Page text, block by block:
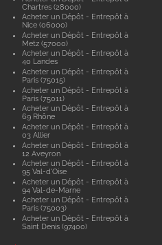
Chartres (28000)
Acheter un Dépôt - Entrepôt à
Nice (06000)
Acheter un Dépôt - Entrepôt à
Metz (57000)
Acheter un Dépôt - Entrepôt à
40 Landes
Acheter un Dépôt - Entrepôt à
Paris (75015)
Acheter un Dépôt - Entrepôt à
Paris (75011)
Acheter un Dépôt - Entrepôt à
69 Rhône
Acheter un Dépôt - Entrepôt à
03 Allier
Acheter un Dépôt - Entrepôt à
12 Aveyron
Acheter un Dépôt - Entrepôt à
95 Val-d'Oise
Acheter un Dépôt - Entrepôt à
94 Val-de-Marne
Acheter un Dépôt - Entrepôt à
Paris (75003)
Acheter un Dépôt - Entrepôt à
Saint Denis (97400)